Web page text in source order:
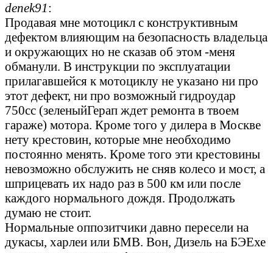
denek91:
Продавая мне мотоцикл с конструктивным
дефектом влияющим на безопасность владельца
и окружающих но не сказав об этом -меня
обманули. В инструкции по эксплуатации
прилагавшейся к мотоциклу не указано ни про
этот дефект, ни про возможный гидроудар
750сс (зеленыйГерап ждет ремонта в твоем
гараже) мотора. Кроме того у дилера в Москве
нету крестовин, которые мне необходимо
постоянно менять. Кроме того эти крестовины
невозможно обслужить не сняв колесо и мост, а
шприцевать их надо раз в 500 км или после
каждого нормального дождя. Продолжать
думаю не стоит.
Нормальные оппозитчики давно пересели на
дукасы, харлеи или БМВ. Вон, Дизель на БЭЕхе